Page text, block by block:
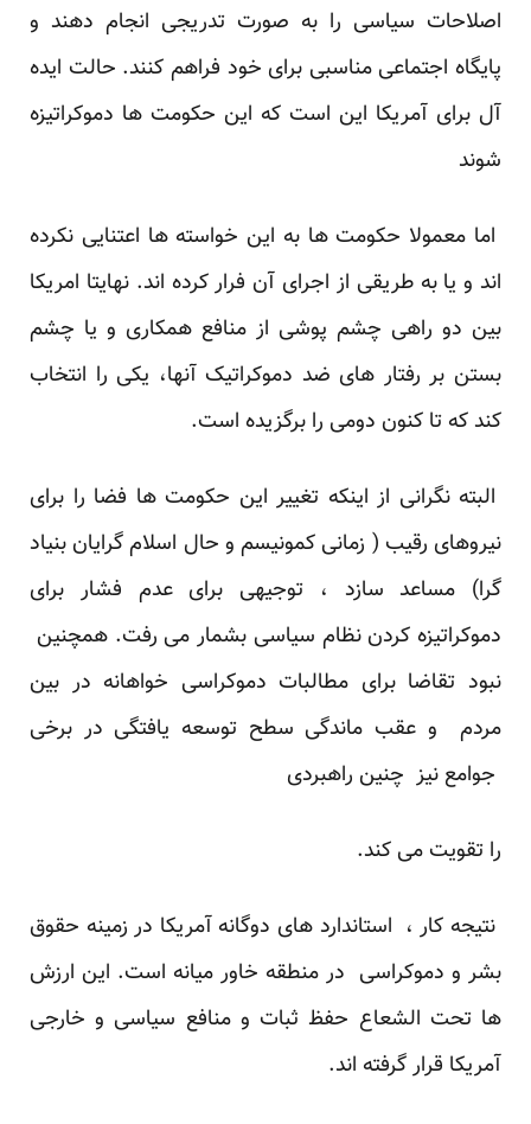
اصلاحات سیاسی را به صورت تدریجی انجام دهند و
پایگاه اجتماعی مناسبی برای خود فراهم کنند. حالت ایده
آل برای آمریکا این است که این حکومت ها دموکراتیزه
شوند
اما معمولا حکومت ها به این خواسته ها اعتنایی نکرده
اند و یا به طریقی از اجرای آن فرار کرده اند. نهایتا امریکا
بین دو راهی چشم پوشی از منافع همکاری و یا چشم
بستن بر رفتار های ضد دموکراتیک آنها، یکی را انتخاب
کند که تا کنون دومی را برگزیده است.
البته نگرانی از اینکه تغییر این حکومت ها فضا را برای
نیروهای رقیب ( زمانی کمونیسم و حال اسلام گرایان بنیاد
گرا) مساعد سازد ، توجیهی برای عدم فشار برای
دموکراتیزه کردن نظام سیاسی بشمار می رفت. همچنین
نبود تقاضا برای مطالبات دموکراسی خواهانه در بین
مردم و عقب ماندگی سطح توسعه یافتگی در برخی
جوامع نیز چنین راهبردی
را تقویت می کند.
نتیجه کار ، استاندارد های دوگانه آمریکا در زمینه حقوق
بشر و دموکراسی در منطقه خاور میانه است. این ارزش
ها تحت الشعاع حفظ ثبات و منافع سیاسی و خارجی
آمریکا قرار گرفته اند.